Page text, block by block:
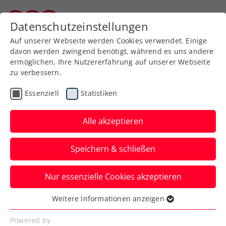
Zurück zur Newsübersicht
Turniere
Alpstar Ladies Open
Vienna: Klaffner /Kraus
kämpfen sich ins
Doppelfinale
Im Einzel kommt für Sinja Kraus beim ITF-
Heimevent in Wien dagegen im
Viertelfinale das Aus.
Datenschutzeinstellungen
Auf unserer Webseite werden Cookies verwendet. Einige
davon werden zwingend benötigt, während es uns andere
ermöglichen, Ihre Nutzererfahrung auf unserer Webseite
zu verbessern.
Essenziell Statistiken
Alle akzeptieren
Speichern & schließen
Nur essenzielle Cookies akzeptieren
Essenziell
Essenzielle Cookies werden für grundlegende
Weitere Informationen anzeigen
Powered by